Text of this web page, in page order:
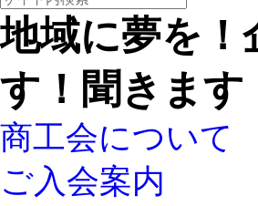
地域に夢を
す！聞きます
商工会について
ご入会案内